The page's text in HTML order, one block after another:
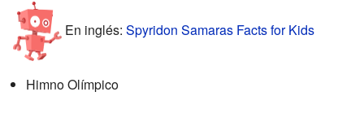
En inglés: Spyridon Samaras Facts for Kids
Himno Olímpico